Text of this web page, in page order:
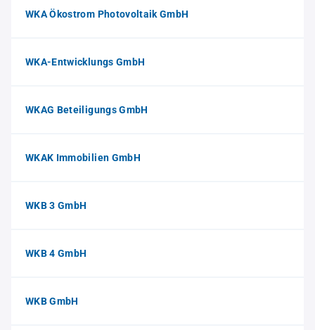
WKA Ökostrom Photovoltaik GmbH
WKA-Entwicklungs GmbH
WKAG Beteiligungs GmbH
WKAK Immobilien GmbH
WKB 3 GmbH
WKB 4 GmbH
WKB GmbH